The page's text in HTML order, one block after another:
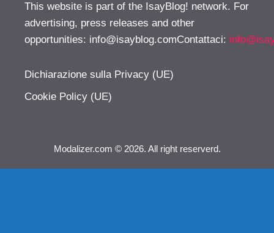
This website is part of the IsayBlog! network. For
advertising, press releases and other
opportunities: info@isayblog.comContattaci:
Dichiarazione sulla Privacy (UE)
Cookie Policy (UE)
Modalizer.com © 2026. All right reserverd.